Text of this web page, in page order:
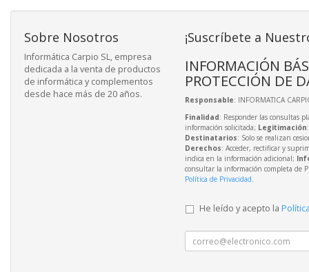
Sobre Nosotros
Informática Carpio SL, empresa
dedicada a la venta de productos
de informática y complementos
desde hace más de 20 años.
¡Suscríbete a
INFORMACIÓN
PROTECCIÓN DE
Responsable: INFORMATICA
Finalidad: Responder las consultas
información solicitada; Legitimación
Destinatarios: Solo se realizan
Derechos: Acceder, rectificar y
indica en la información adicional;
consultar la información completa de
Política de Privacidad.
He leído y acepto la